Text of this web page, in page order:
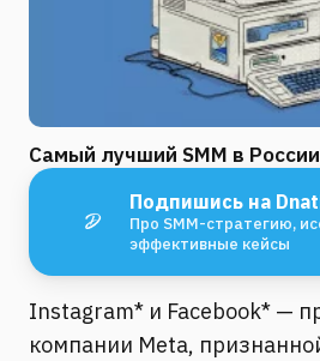
Самый лучший SMM в России
Подпишись на
Про SMM-стратегию,
эффективные кейсы
Instagram* и Facebook* —
компании Meta,